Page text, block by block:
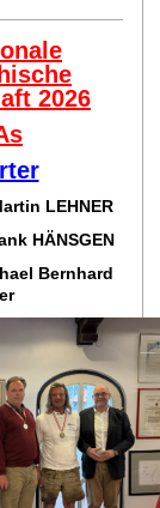
2026
LEHNER
HÄNSGEN
Bernhard